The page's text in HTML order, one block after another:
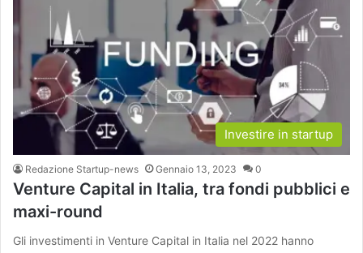
Investire in startup
Redazione Startup-news Gennaio 13, 2023 0
Venture Capital in Italia, tra fondi pubblici e
maxi-round
Gli investimenti in Venture Capital in Italia nel 2022 hanno